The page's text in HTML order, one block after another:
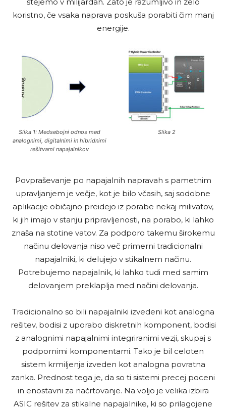
koristno, če vsaka naprava poskuša porabiti čim manj
energije.
Slika 1: Medsebojni odnos med
analognimi, digitalnimi in hibridnimi
rešitvami napajalnikov
Slika 2
Povpraševanje po napajalnih napravah s pametnim
upravljanjem je večje, kot je bilo včasih, saj sodobne
aplikacije običajno preidejo iz porabe nekaj milivatov,
ki jih imajo v stanju pripravljenosti, na porabo, ki lahko
znaša na stotine vatov. Za podporo takemu širokemu
načinu delovanja niso več primerni tradicionalni
napajalniki, ki delujejo v stikalnem načinu.
Potrebujemo napajalnik, ki lahko tudi med samim
delovanjem preklaplja med načini delovanja.
Tradicionalno so bili napajalniki izvedeni kot analogna
rešitev, bodisi z uporabo diskretnih komponent, bodisi
z analognimi napajalnimi integriranimi vezji, skupaj s
podpornimi komponentami. Tako je bil celoten
sistem krmiljenja izveden kot analogna povratna
zanka. Prednost tega je, da so ti sistemi precej poceni
in enostavni za načrtovanje. Na voljo je velika izbira
ASIC rešitev za stikalne napajalnike, ki so prilagojene